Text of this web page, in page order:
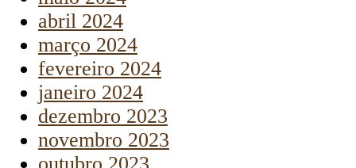
abril 2024
março 2024
fevereiro 2024
janeiro 2024
dezembro 2023
novembro 2023